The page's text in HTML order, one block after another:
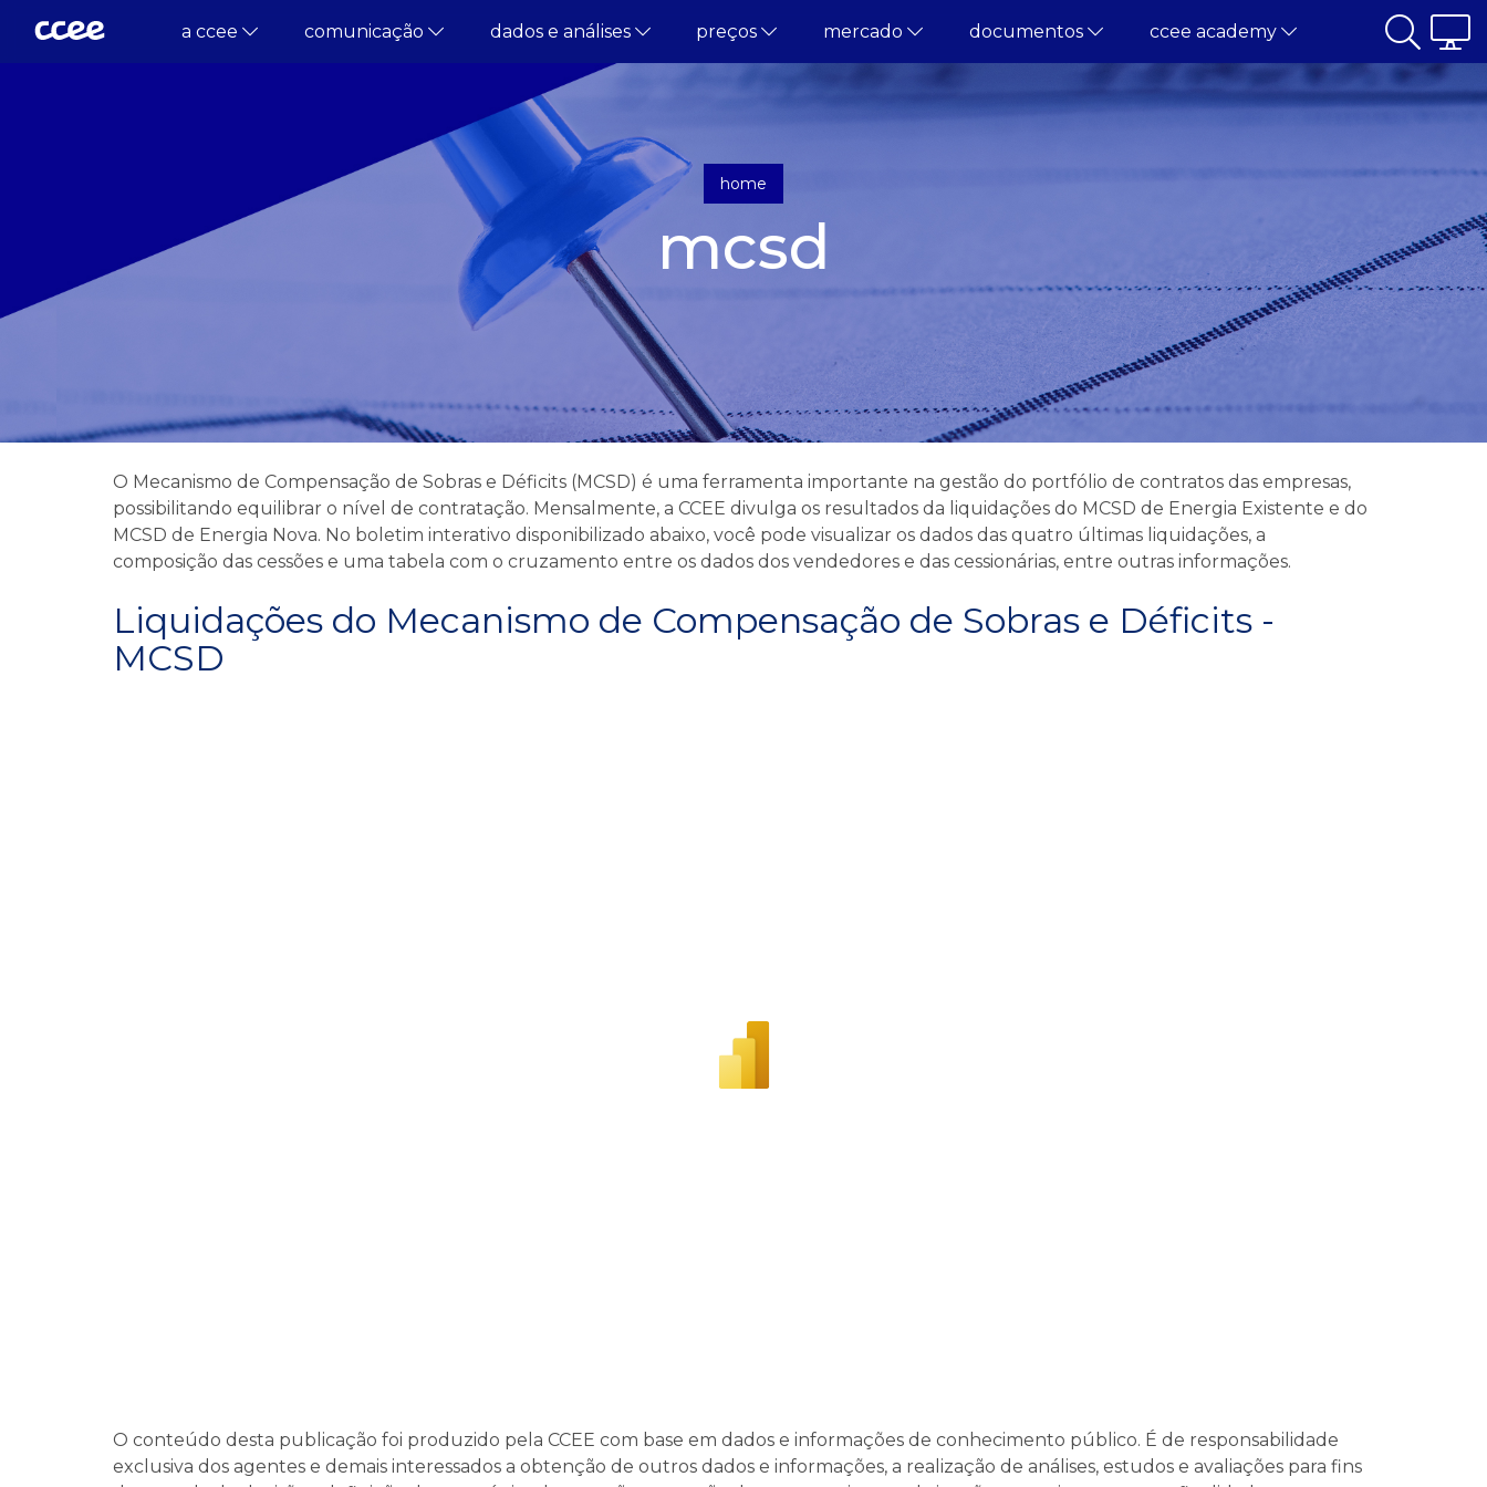
a ccee comunicação dados e análises preços mercado documentos ccee academy
home
mcsd
O Mecanismo de Compensação de Sobras e Déficits (MCSD) é uma ferramenta importante na gestão do portfólio de contratos das empresas,
possibilitando equilibrar o nível de contratação. Mensalmente, a CCEE divulga os resultados da liquidações do MCSD de Energia Existente e do
MCSD de Energia Nova. No boletim interativo disponibilizado abaixo, você pode visualizar os dados das quatro últimas liquidações, a
composição das cessões e uma tabela com o cruzamento entre os dados dos vendedores e das cessionárias, entre outras informações.
Liquidações do Mecanismo de Compensação de Sobras e Déficits -
MCSD
O conteúdo desta publicação foi produzido pela CCEE com base em dados e informações de conhecimento público. É de responsabilidade
exclusiva dos agentes e demais interessados a obtenção de outros dados e informações, a realização de análises, estudos e avaliações para fins